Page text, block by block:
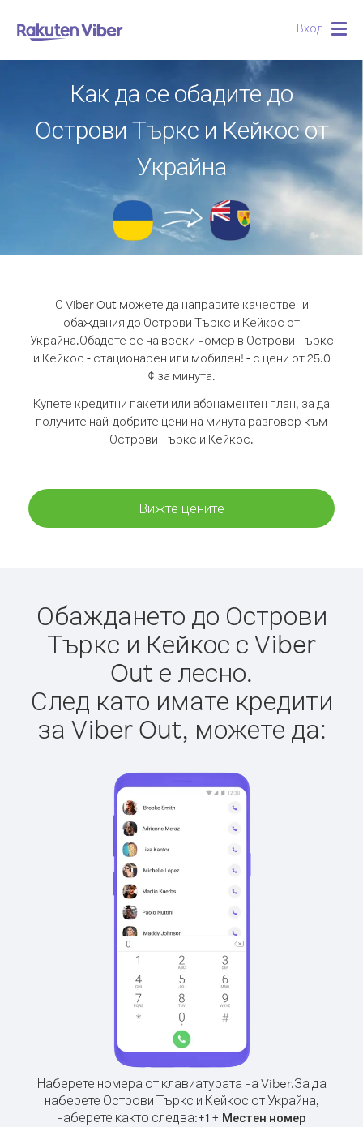
Вход
Как да се обадите до
Острови Търкс и Кейкос от
Украйна
С Viber Out можете да направите качествени
обаждания до Острови Търкс и Кейкос от
Украйна.Обадете се на всеки номер в Острови Търкс
и Кейкос - стационарен или мобилен! - с цени от 25.0
¢ за минута.
Купете кредитни пакети или абонаментен план, за да
получите най-добрите цени на минута разговор към
Острови Търкс и Кейкос.
Вижте цените
Обаждането до Острови
Търкс и Кейкос с Viber
Out е лесно.
След като имате кредити
за Viber Out, можете да:
Наберете номера от клавиатурата на Viber.За да
наберете Острови Търкс и Кейкос от Украйна,
наберете както следва:+1 + Местен номер